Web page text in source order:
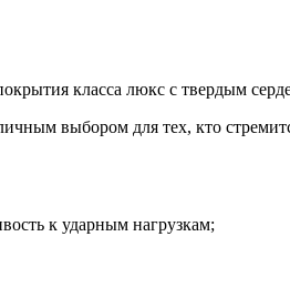
класса люкс с твердым
выбором для тех, кто
к ударным нагрузкам;